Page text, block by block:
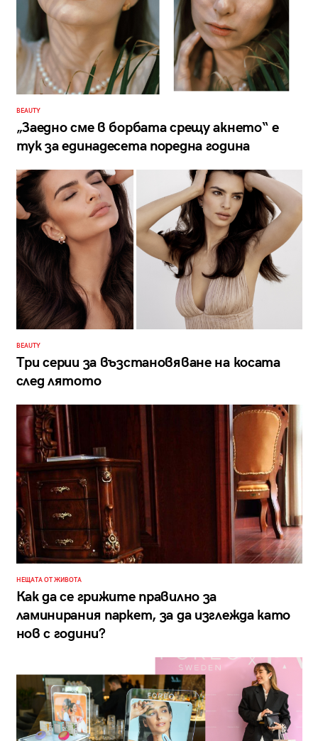
BEAUTY
„Заедно сме в борбата срещу акнето“ е
тук за единадесета поредна година
BEAUTY
Три серии за възстановяване на косата
след лятото
НЕЩАТА ОТ ЖИВОТА
Как да се грижите правилно за
ламинирания паркет, за да изглежда като
нов с години?